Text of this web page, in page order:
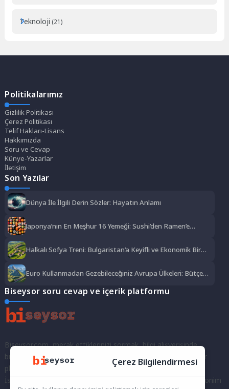
Teknoloji (21)
Politikalarımız
Gizlilik Politikası
Çerez Politikası
Telif Hakları-Lisans
Hakkımızda
Soru ve Cevap
Künye-Yazarlar
İletişim
Son Yazılar
Dünya İle İlgili Derin Sözler: Hayatın Anlamı
Japonya’nın En Meşhur 16 Yemeği: Sushi’den Ramen’e
Halkalı Sofya Treni: Bulgaristan’a Keyifli ve Ekonomik Bir
Euro Kullanmadan Gezebileceğiniz Avrupa Ülkeleri: Bütçe
Biseysor soru cevap ve içerik platformu
Biseysor.com, merak ettiklerinizi sormak, bilgi alışverişinde
bulunmak ve fikirlerinizi paylaşmak için bir araya geldiğimiz bir
platformdur.
İster kayıtlı bir kullanıcı olarak topluluğumuza katılın, ister anonim
Çerez Bilgilendirmesi